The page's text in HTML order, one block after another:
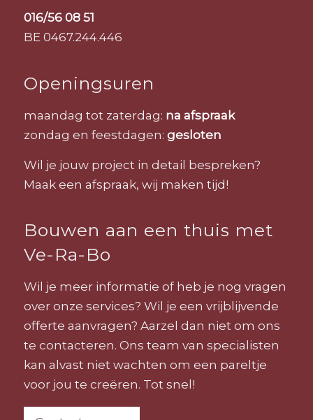
016/56 08 51
BE 0467.244.446
Openingsuren
maandag tot zaterdag: na afspraak
zondag en feestdagen: gesloten
Wil je jouw project in detail bespreken?
Maak een afspraak, wij maken tijd!
Bouwen aan een thuis met
Ve-Ra-Bo
Wil je meer informatie of heb je nog vragen
over onze services? Wil je een vrijblijvende
offerte aanvragen? Aarzel dan niet om ons
te contacteren. Ons team van specialisten
kan alvast niet wachten om een pareltje
voor jou te creëren. Tot snel!